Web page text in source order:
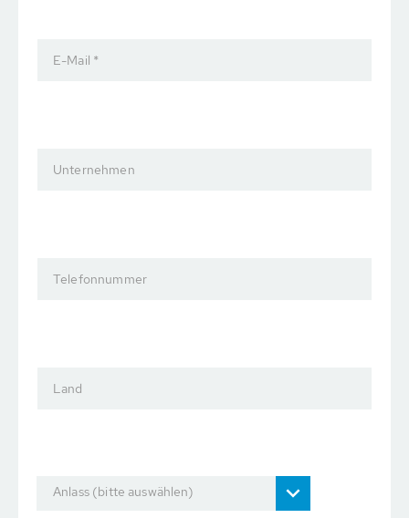
E-Mail *
Unternehmen
Telefonnummer
Land
Anlass (bitte auswählen)